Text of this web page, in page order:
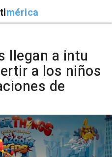
mérica
llegan a intu
a los niños
de